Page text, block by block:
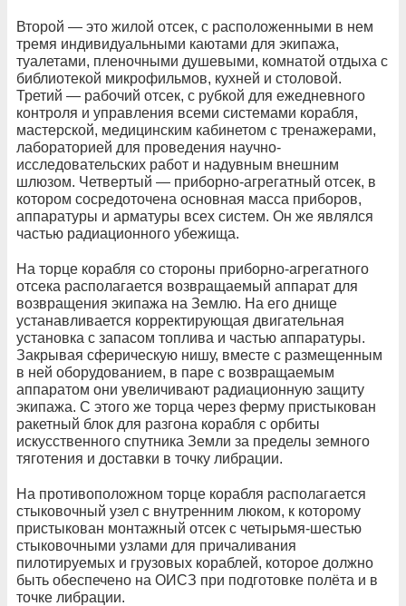
Второй — это жилой отсек, с расположенными в нем
тремя индивидуальными каютами для экипажа,
туалетами, пленочными душевыми, комнатой отдыха с
библиотекой микрофильмов, кухней и столовой.
Третий — рабочий отсек, с рубкой для ежедневного
контроля и управления всеми системами корабля,
мастерской, медицинским кабинетом с тренажерами,
лабораторией для проведения научно-
исследовательских работ и надувным внешним
шлюзом. Четвертый — приборно-агрегатный отсек, в
котором сосредоточена основная масса приборов,
аппаратуры и арматуры всех систем. Он же являлся
частью радиационного убежища.
На торце корабля со стороны приборно-агрегатного
отсека располагается возвращаемый аппарат для
возвращения экипажа на Землю. На его днище
устанавливается корректирующая двигательная
установка с запасом топлива и частью аппаратуры.
Закрывая сферическую нишу, вместе с размещенным
в ней оборудованием, в паре с возвращаемым
аппаратом они увеличивают радиационную защиту
экипажа. С этого же торца через ферму пристыкован
ракетный блок для разгона корабля с орбиты
искусственного спутника Земли за пределы земного
тяготения и доставки в точку либрации.
На противоположном торце корабля располагается
стыковочный узел с внутренним люком, к которому
пристыкован монтажный отсек с четырьмя-шестью
стыковочными узлами для причаливания
пилотируемых и грузовых кораблей, которое должно
быть обеспечено на ОИСЗ при подготовке полёта и в
точке либрации.